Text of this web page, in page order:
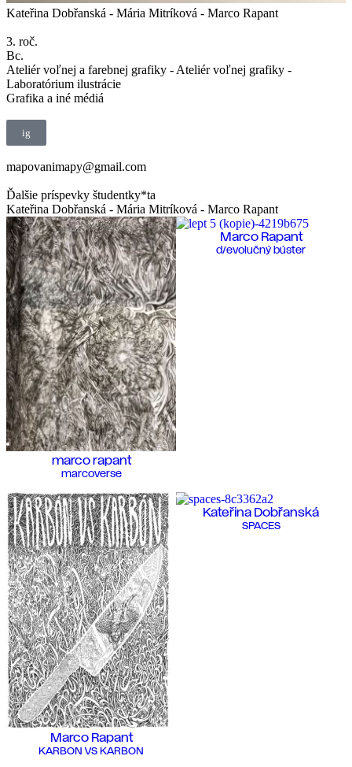
Kateřina Dobřanská - Mária Mitríková - Marco Rapant
3. roč.
Bc.
Ateliér voľnej a farebnej grafiky - Ateliér voľnej grafiky -
Laboratórium ilustrácie
Grafika a iné médiá
ig
mapovanimapy@gmail.com
Ďalšie príspevky študentky*ta
Kateřina Dobřanská - Mária Mitríková - Marco Rapant
marco rapant
marcoverse
Marco Rapant
d/evolučný búster
Marco Rapant
KARBON VS KARBON
Kateřina Dobřanská
SPACES